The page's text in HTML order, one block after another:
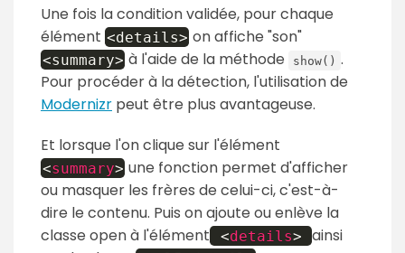
Une fois la condition validée, pour chaque
élément <details> on affiche "son"
<summary> à l'aide de la méthode show() .
Pour procéder à la détection, l'utilisation de
Modernizr peut être plus avantageuse.
Et lorsque l'on clique sur l'élément
<summary> une fonction permet d'afficher
ou masquer les frères de celui-ci, c'est-à-
dire le contenu. Puis on ajoute ou enlève la
classe open à l'élément
<details>
ainsi